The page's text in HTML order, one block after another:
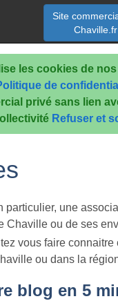
les cookies de
de
privé sans lien
Refuser et
Site
Chaville.fr
particulier, une
Chaville ou de ses
vous faire connaitre
ou dans la
blog en 5